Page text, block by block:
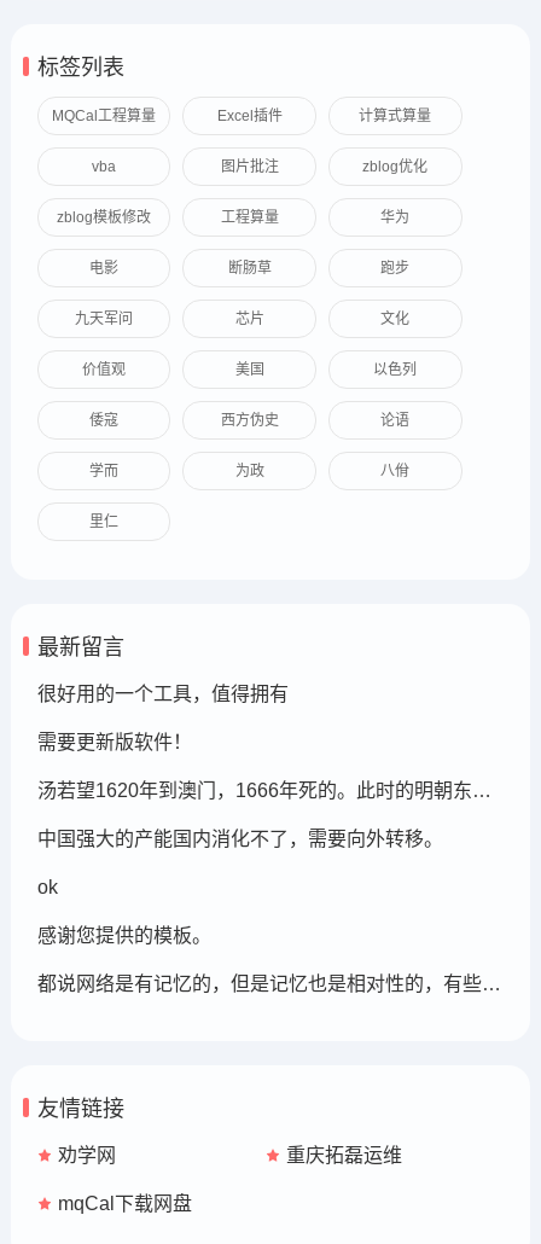
标签列表
MQCal工程算量 Excel插件 计算式算量
vba 图片批注 zblog优化
zblog模板修改 工程算量 华为
电影 断肠草 跑步
九天军问 芯片 文化
价值观 美国 以色列
倭寇 西方伪史 论语
学而 为政 八佾
里仁
最新留言
很好用的一个工具，值得拥有
需要更新版软件！
汤若望1620年到澳门，1666年死的。此时的明朝东北地区已经被后金国成立了，在明朝灭亡的崇祯年间，汤若望还能和明朝天文学家一起到东北地区做这个制定历法的比赛，很强大啊。鹤岗，在今天的黑龙江省东部的鹤岗市
中国强大的产能国内消化不了，需要向外转移。
ok
感谢您提供的模板。
都说网络是有记忆的，但是记忆也是相对性的，有些记忆可能被屏蔽，也可能被遗忘。
友情链接
劝学网 重庆拓磊运维
mqCal下载网盘